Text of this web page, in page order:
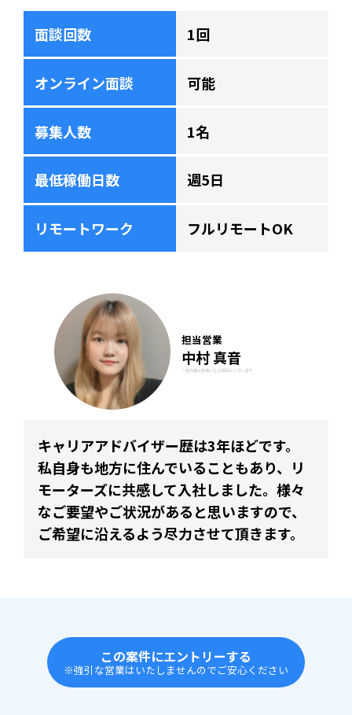
面談回数 1回
オンライン面談 可能
募集人数 1名
最低稼働日数 週5日
リモートワーク フルリモートOK
担当営業
中村 真音
※担当者は変更になる場合がございます
キャリアアドバイザー歴は3年ほどです。
私自身も地方に住んでいることもあり、リ
モーターズに共感して入社しました。様々
なご要望やご状況があると思いますので、
ご希望に沿えるよう尽力させて頂きます。
この案件にエントリーする
※強引な営業はいたしませんのでご安心ください